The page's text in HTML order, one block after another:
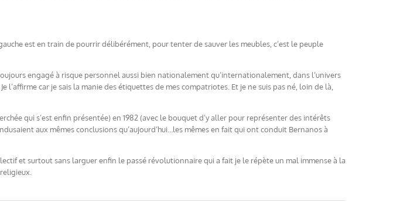
est en train de pourrir délibérément, pour tenter de sauver les meubles, c’est le peuple
engagé à risque personnel aussi bien nationalement qu’internationalement, dans l’univers
car je sais la manie des étiquettes de mes compatriotes. Et je ne suis pas né, loin de là,
qui s’est enfin présentée) en 1982 (avec le bouquet d’y aller pour représenter des intérêts
aux mêmes conclusions qu’aujourd’hui…les mêmes en fait qui ont conduit Bernanos à
et surtout sans larguer enfin le passé révolutionnaire qui a fait je le répète un mal immense à la